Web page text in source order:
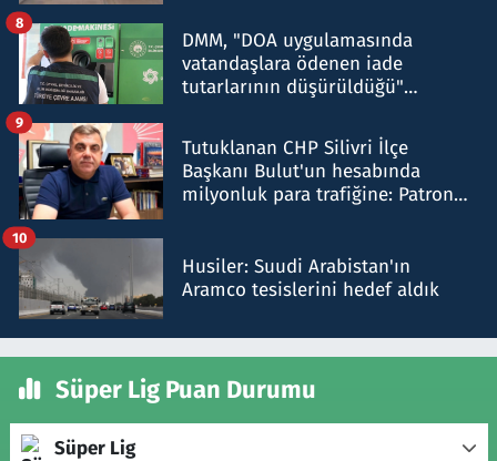
DMM, "DOA uygulamasında
vatandaşlara ödenen iade
tutarlarının düşürüldüğü"
8
Tutuklanan CHP Silivri İlçe
Başkanı Bulut'un hesabında
milyonluk para trafiğine: Patron
9
Husiler: Suudi Arabistan'ın
Aramco tesislerini hedef aldık
10
Süper Lig Puan Durumu
Süper Lig